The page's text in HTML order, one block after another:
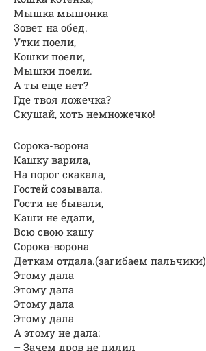
Мышка мышонка
Зовет на обед.
Утки поели,
Кошки поели,
Мышки поели.
А ты еще нет?
Где твоя ложечка?
Скушай, хоть немножечко!
Сорока-ворона
Кашку варила,
На порог скакала,
Гостей созывала.
Гости не бывали,
Каши не едали,
Всю свою кашу
Сорока-ворона
Деткам отдала.(загибаем пальчики)
Этому дала
Этому дала
Этому дала
Этому дала
А этому не дала:
– Зачем дров не пилил